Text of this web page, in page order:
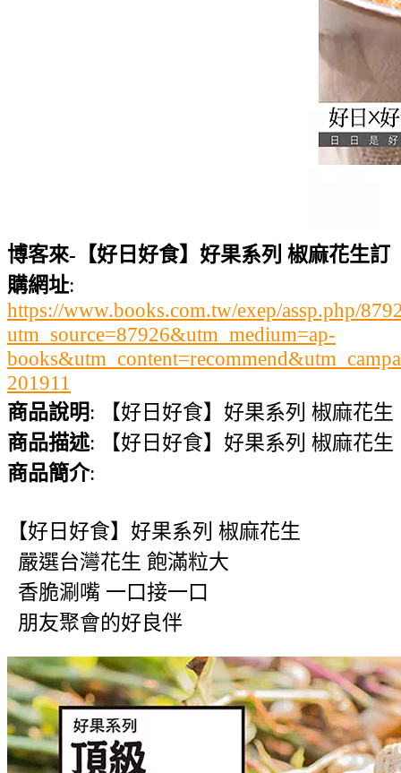
博客來-【好日好食】好果系列 椒麻花生訂
購網址:
https://www.books.com.tw/exep/assp.php/
utm_source=87926&utm_medium=ap-
201911
商品說明: 【好日好食】好果系列 椒麻花生
商品描述: 【好日好食】好果系列 椒麻花生
商品簡介:
【好日好食】好果系列 椒麻花生
嚴選台灣花生 飽滿粒大
香脆涮嘴 一口接一口
朋友聚會的好良伴